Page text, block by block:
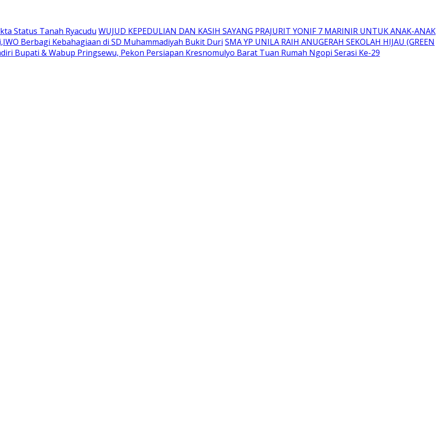
Status Tanah Ryacudu WUJUD KEPEDULIAN DAN KASIH SAYANG PRAJURIT YONIF 7 MARINIR UNTUK ANAK-ANAK
Berbagi Kebahagiaan di SD Muhammadiyah Bukit Duri SMA YP UNILA RAIH ANUGERAH SEKOLAH HIJAU (GREEN
Bupati & Wabup Pringsewu, Pekon Persiapan Kresnomulyo Barat Tuan Rumah Ngopi Serasi Ke-29